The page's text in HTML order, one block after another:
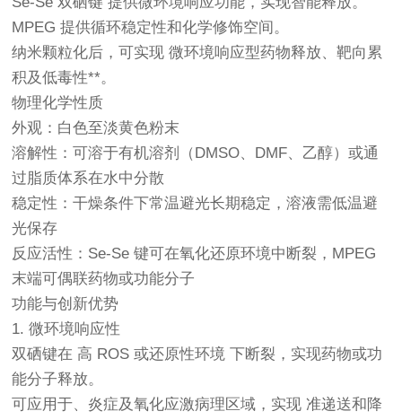
MPEG 提供循环稳定性和化学修饰空间。
纳米颗粒化后，可实现 微环境响应型药物释放、靶向累
积及低毒性**。
物理化学性质
外观：白色至淡黄色粉末
溶解性：可溶于有机溶剂（DMSO、DMF、乙醇）或通
过脂质体系在水中分散
稳定性：干燥条件下常温避光长期稳定，溶液需低温避
光保存
反应活性：Se-Se 键可在氧化还原环境中断裂，MPEG
末端可偶联药物或功能分子
功能与创新优势
1. 微环境响应性
双硒键在 高 ROS 或还原性环境 下断裂，实现药物或功
能分子释放。
可应用于、炎症及氧化应激病理区域，实现 准递送和降